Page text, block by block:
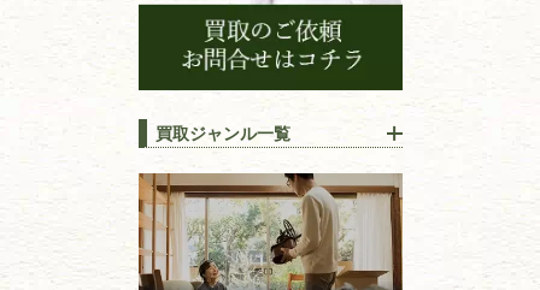
買取ジャンル一覧
江戸時代の書物
唐本・漢籍・
中国書物・朝鮮本